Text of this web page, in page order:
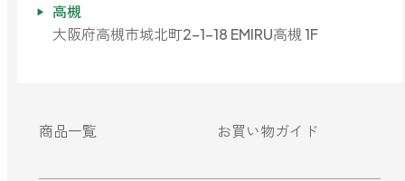
高槻
大阪府高槻市城北町2-1-18 EMIRU高槻 1F
商品一覧 お買い物ガイド